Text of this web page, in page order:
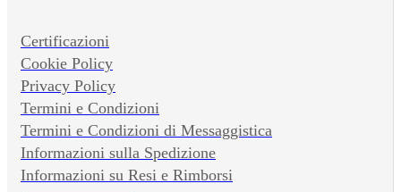
Certificazioni
Cookie Policy
Privacy Policy
Termini e Condizioni
Termini e Condizioni di Messaggistica
Informazioni sulla Spedizione
Informazioni su Resi e Rimborsi